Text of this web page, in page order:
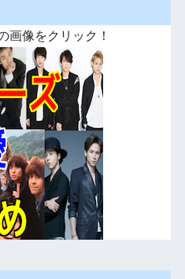
画像をクリック！